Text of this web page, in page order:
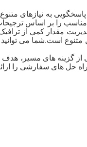
به نیازهای
مناسب را بر اساس
مدیریت مقدار کمی از
متنوع است.شما می
از گزینه های مسیر، هدف
حل های سفارشی را